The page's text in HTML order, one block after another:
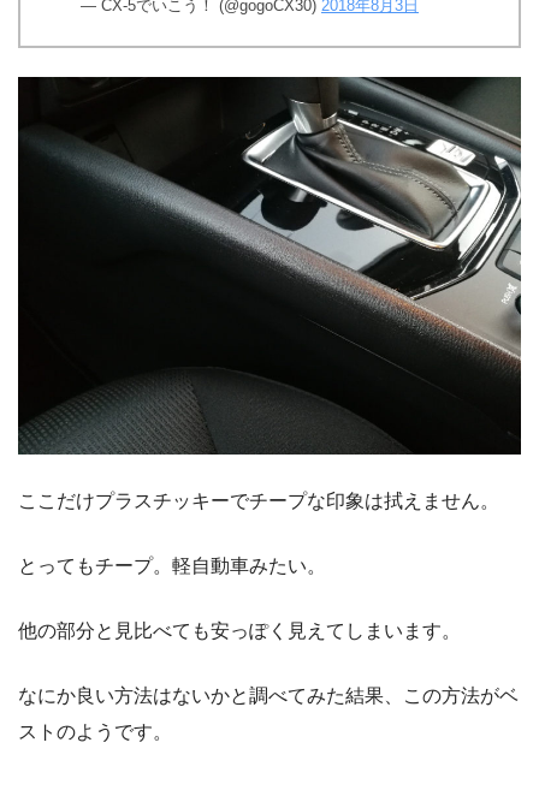
— CX-5でいこう！ (@gogoCX30) 2018年8月3日
ここだけプラスチッキーでチープな印象は拭えません。
とってもチープ。軽自動車みたい。
他の部分と見比べても安っぽく見えてしまいます。
なにか良い方法はないかと調べてみた結果、この方法がベ
ストのようです。